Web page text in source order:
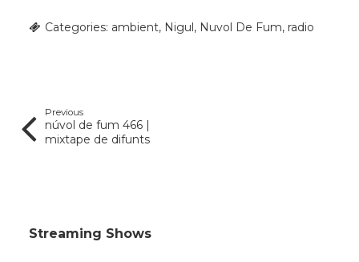
Categories: ambient, Nigul, Nuvol De Fum, radio
Previous
núvol de fum 466 |
mixtape de difunts
Streaming Shows